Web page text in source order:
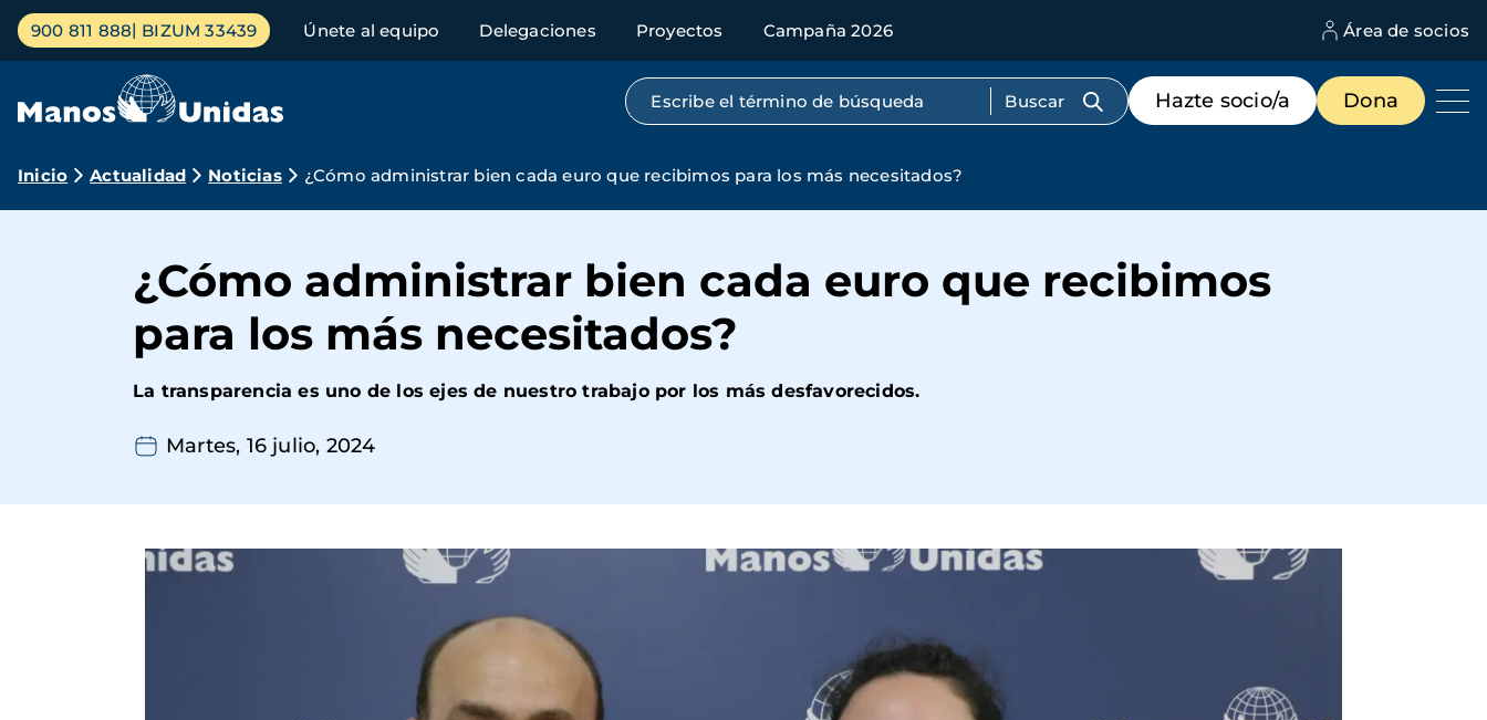
Pasar
contenido
Menú
principal
900 811 888 BIZUM 33439 Únete al equipo Delegaciones Proyectos Campaña 2026 Área de socios
Búsqueda por texto completo
Menú
de
destacados
Hazte socio/a Dona
Ruta
navegación
Inicio Actualidad Noticias ¿Cómo administrar bien cada euro que recibimos para los más necesitados?
¿Cómo administrar bien cada euro que recibimos
para los más necesitados?
La transparencia es uno de los ejes de nuestro trabajo por los más desfavorecidos.
Martes, 16 julio, 2024